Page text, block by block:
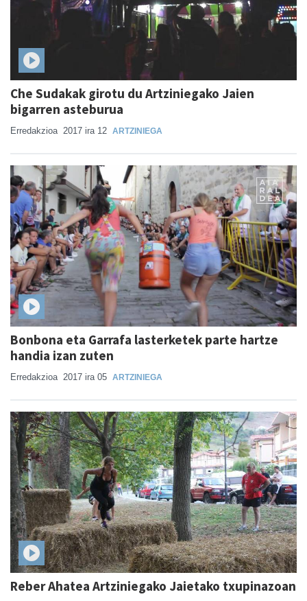
Che Sudakak girotu du Artziniegako Jaien
bigarren asteburua
Erredakzioa 2017 ira 12 ARTZINIEGA
Bonbona eta Garrafa lasterketek parte hartze
handia izan zuten
Erredakzioa 2017 ira 05 ARTZINIEGA
Reber Ahatea Artziniegako Jaietako txupinazoan